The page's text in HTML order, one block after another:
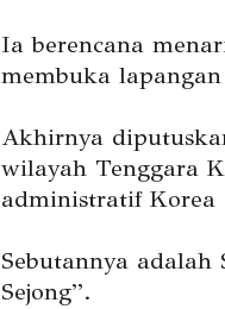
Ia berencana
membuka
Akhirnya
wilayah Tenggara
administratif Korea
Sebutannya
Sejong”.